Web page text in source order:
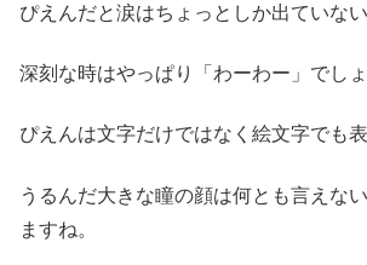
ぴえんだと涙はちょっとしか出ていない
深刻な時はやっぱり「わーわー」でしょ
ぴえんは文字だけではなく絵文字でも表
うるんだ大きな瞳の顔は何とも言えな
ますね。